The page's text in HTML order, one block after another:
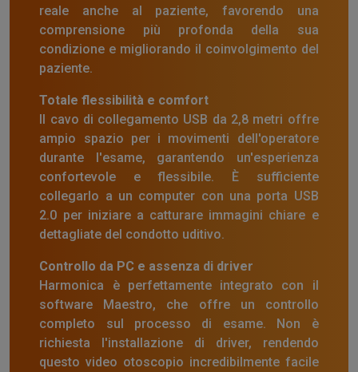
reale anche al paziente, favorendo una
comprensione più profonda della sua
condizione e migliorando il coinvolgimento del
paziente.
Totale flessibilità e comfort
Il cavo di collegamento USB da 2,8 metri offre
ampio spazio per i movimenti dell'operatore
durante l'esame, garantendo un'esperienza
confortevole e flessibile. È sufficiente
collegarlo a un computer con una porta USB
2.0 per iniziare a catturare immagini chiare e
dettagliate del condotto uditivo.
Controllo da PC e assenza di driver
Harmonica è perfettamente integrato con il
software Maestro, che offre un controllo
completo sul processo di esame. Non è
richiesta l'installazione di driver, rendendo
questo video otoscopio incredibilmente facile